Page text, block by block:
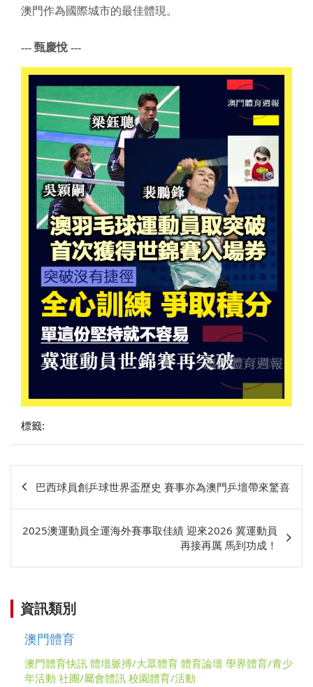
澳門作為國際城市的最佳體現。
--- 甄慶悅 ---
標籤:
章
關
巴西球員創乒球世界盃歷史 賽事亦為澳門乒壇帶來驚喜
2025澳運動員全運海外賽事取佳績 迎來2026 冀運動員
再接再厲 馬到功成！
資訊類別
澳門體育
澳門體育快訊 體壇脈搏/大眾體育 體育論壇 學界體育/青少
年活動 社團/屬會體訊 校園體育/活動